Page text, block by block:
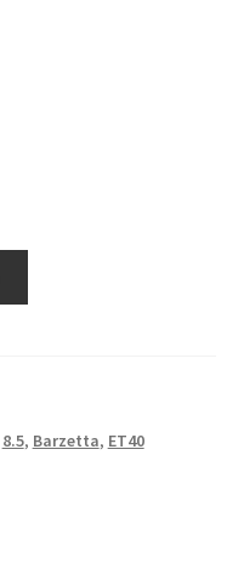
8.5, Barzetta, ET40